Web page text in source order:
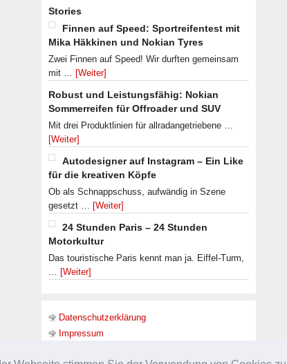
Stories
Finnen auf Speed: Sportreifentest mit
Mika Häkkinen und Nokian Tyres
Zwei Finnen auf Speed! Wir durften gemeinsam
mit … [Weiter]
Robust und Leistungsfähig: Nokian
Sommerreifen für Offroader und SUV
Mit drei Produktlinien für allradangetriebene …
[Weiter]
Autodesigner auf Instagram – Ein Like
für die kreativen Köpfe
Ob als Schnappschuss, aufwändig in Szene
gesetzt … [Weiter]
24 Stunden Paris – 24 Stunden
Motorkultur
Das touristische Paris kennt man ja. Eiffel-Turm,
… [Weiter]
Datenschutzerklärung
Impressum